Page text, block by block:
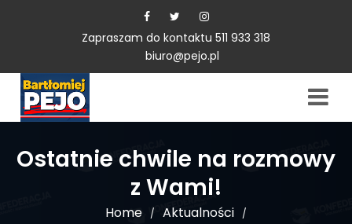
Zapraszam do kontaktu 511 933 318
biuro@pejo.pl
Ostatnie chwile na rozmowy
z Wami!
Home / Aktualności /